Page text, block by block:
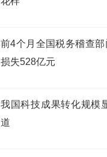
前4个月全国税务稽查
损失528亿元
我国科技成果转化规模
道